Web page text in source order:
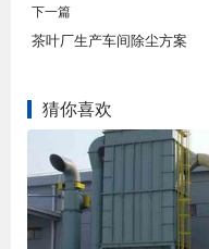
下一篇
茶叶厂生产车间除尘方案
猜你喜欢